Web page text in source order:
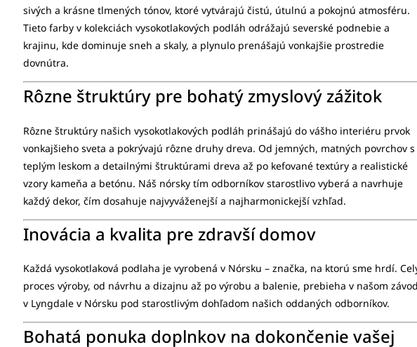
sivých a krásne tlmených tónov, ktoré vytvárajú čistú, útulnú a pokojnú atmosféru.
Tieto farby v kolekciách vysokotlakových podláh odrážajú severské podnebie a
krajinu, kde dominuje sneh a skaly, a plynulo prenášajú vonkajšie prostredie
dovnútra.
Rôzne štruktúry pre bohatý zmyslový zážitok
Rôzne štruktúry našich vysokotlakových podláh prinášajú do vášho interiéru prvok
vonkajšieho sveta a pokrývajú rôzne druhy dreva. Od jemných, matných povrchov s
teplým leskom a detailnými štruktúrami dreva až po kefované textúry a realistické
vzory kameňa a betónu. Náš nórsky tím odborníkov starostlivo vyberá a navrhuje
každý dekor, čím dosahuje najvyváženejší a najharmonickejší vzhľad.
Inovácia a kvalita pre zdravší domov
Každá vysokotlaková podlaha je vyrobená v Nórsku – značka, na ktorú sme hrdí.
proces výroby, od návrhu a dizajnu až po výrobu a balenie, prebieha v našom
v Lyngdale v Nórsku pod starostlivým dohľadom našich oddaných odborníkov.
Bohatá ponuka doplnkov na dokončenie vašej